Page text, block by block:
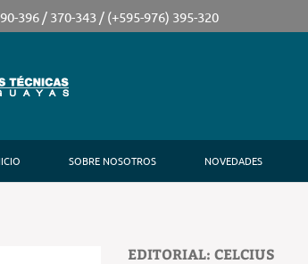
396 / 370-343 / (+595-976) 395-320
SOBRE NOSOTROS NOVEDADES
EDITORIAL: CELCIUS